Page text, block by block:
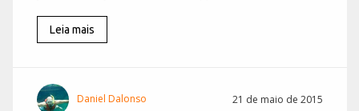
Leia mais
Daniel Dalonso 21 de maio de 2015